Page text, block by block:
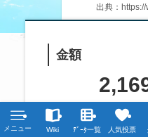
出典：
金額
名前
メニュー Wiki ﾃﾞｰﾀ一覧 人気投票